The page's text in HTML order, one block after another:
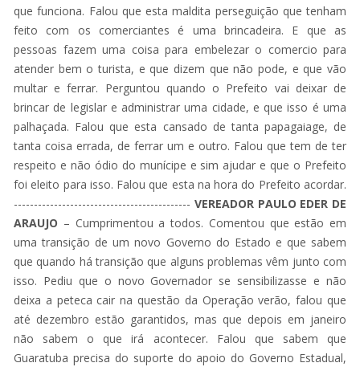
que funciona. Falou que esta maldita perseguição que tenham
feito com os comerciantes é uma brincadeira. E que as
pessoas fazem uma coisa para embelezar o comercio para
atender bem o turista, e que dizem que não pode, e que vão
multar e ferrar. Perguntou quando o Prefeito vai deixar de
brincar de legislar e administrar uma cidade, e que isso é uma
palhaçada. Falou que esta cansado de tanta papagaiage, de
tanta coisa errada, de ferrar um e outro. Falou que tem de ter
respeito e não ódio do munícipe e sim ajudar e que o Prefeito
foi eleito para isso. Falou que esta na hora do Prefeito acordar.
-------------------------------------------- VEREADOR PAULO EDER DE
ARAUJO – Cumprimentou a todos. Comentou que estão em
uma transição de um novo Governo do Estado e que sabem
que quando há transição que alguns problemas vêm junto com
isso. Pediu que o novo Governador se sensibilizasse e não
deixa a peteca cair na questão da Operação verão, falou que
até dezembro estão garantidos, mas que depois em janeiro
não sabem o que irá acontecer. Falou que sabem que
Guaratuba precisa do suporte do apoio do Governo Estadual,